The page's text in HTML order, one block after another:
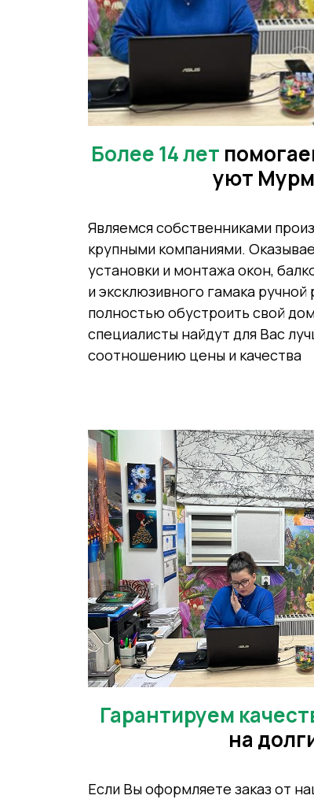
Более 14 лет
уют
Являемся собственниками
крупными компаниями.
установки и монтажа окон,
и эксклюзивного гамака
полностью обустроить свой
специалисты найдут для Вас
соотношению цены и качества
Гарантируем
на
Если Вы оформляете заказ от